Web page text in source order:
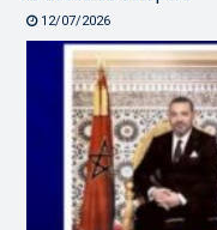
12/07/2026